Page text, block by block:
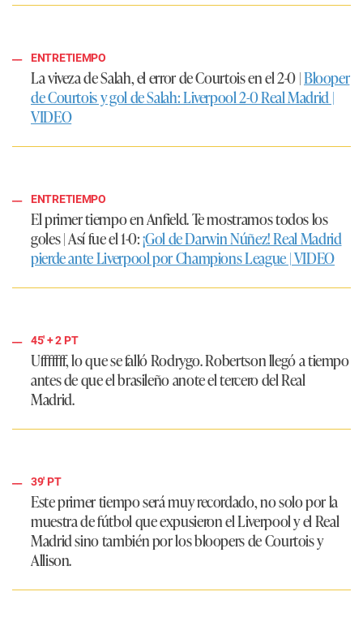
ENTRETIEMPO
La viveza de Salah, el error de Courtois en el 2-0 |Blooper
de Courtois y gol de Salah: Liverpool 2-0 Real Madrid |
VIDEO
ENTRETIEMPO
El primer tiempo en Anfield. Te mostramos todos los
goles | Así fue el 1-0:¡Gol de Darwin Núñez! Real Madrid
pierde ante Liverpool por Champions League | VIDEO
45'+ 2 PT
Ufffffff, lo que se falló Rodrygo. Robertson llegó a tiempo
antes de que el brasileño anote el tercero del Real
Madrid.
39' PT
Este primer tiempo será muy recordado, no solo por la
muestra de fútbol que expusieron el Liverpool y el Real
Madrid sino también por los bloopers de Courtois y
Allison.